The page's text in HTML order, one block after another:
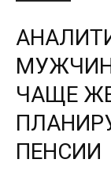
ЧАЩЕ
ПЕНСИИ